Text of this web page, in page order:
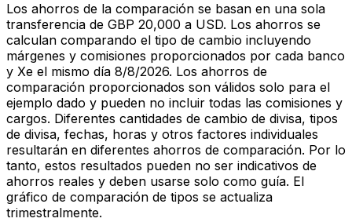
Los ahorros de la comparación se basan en una sola
transferencia de GBP 20,000 a USD. Los ahorros se
calculan comparando el tipo de cambio incluyendo
márgenes y comisiones proporcionados por cada banco
y Xe el mismo día 8/8/2026. Los ahorros de
comparación proporcionados son válidos solo para el
ejemplo dado y pueden no incluir todas las comisiones y
cargos. Diferentes cantidades de cambio de divisa, tipos
de divisa, fechas, horas y otros factores individuales
resultarán en diferentes ahorros de comparación. Por lo
tanto, estos resultados pueden no ser indicativos de
ahorros reales y deben usarse solo como guía. El
gráfico de comparación de tipos se actualiza
trimestralmente.